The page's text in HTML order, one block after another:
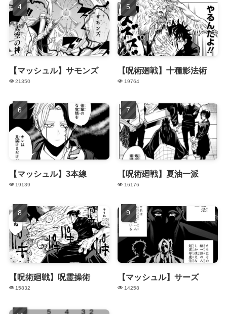
【マッシュル】サモンズ
21350
【呪術廻戦】十種影法術
19764
【マッシュル】3本線
19139
【呪術廻戦】夏油一派
16176
【呪術廻戦】呪霊操術
15832
【マッシュル】サーズ
14258